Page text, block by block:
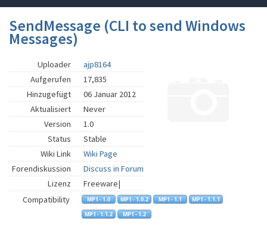
SendMessage (CLI to send Windows
Messages)
Uploader
ajp8164
Aufgerufen
17,835
Hinzugefügt
06 Januar 2012
Aktualisiert
Never
Version
1.0
Status
Stable
Wiki Link
Wiki Page
Forendiskussion
Discuss in Forum
Lizenz
Freeware|
Compatibility